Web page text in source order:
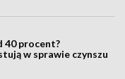
40 procent?
w sprawie czynszu